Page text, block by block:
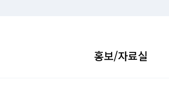
홍보/자료실